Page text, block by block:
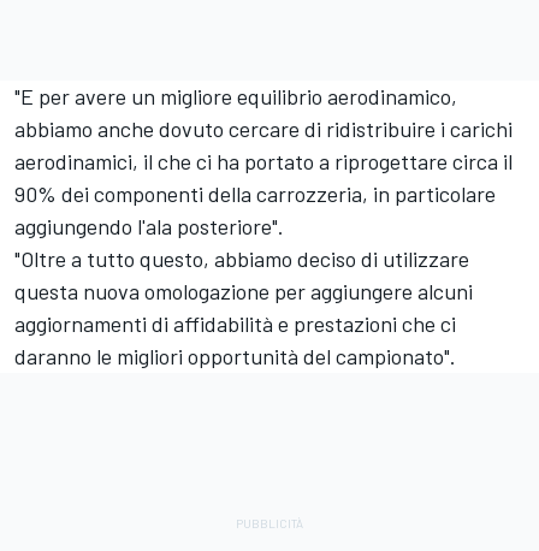
"E per avere un migliore equilibrio aerodinamico,
abbiamo anche dovuto cercare di ridistribuire i carichi
aerodinamici, il che ci ha portato a riprogettare circa il
90% dei componenti della carrozzeria, in particolare
aggiungendo l'ala posteriore".
"Oltre a tutto questo, abbiamo deciso di utilizzare
questa nuova omologazione per aggiungere alcuni
aggiornamenti di affidabilità e prestazioni che ci
daranno le migliori opportunità del campionato".